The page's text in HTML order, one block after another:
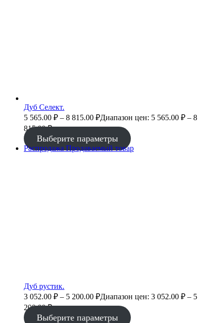
Дуб Селект.
5 565.00 ₽ – 8 815.00 ₽Диапазон цен: 5 565.00 ₽ – 8
815.00 ₽
Выберите параметры
Распродажа Продаваемый товар
Дуб рустик.
3 052.00 ₽ – 5 200.00 ₽Диапазон цен: 3 052.00 ₽ – 5
200.00 ₽
Выберите параметры